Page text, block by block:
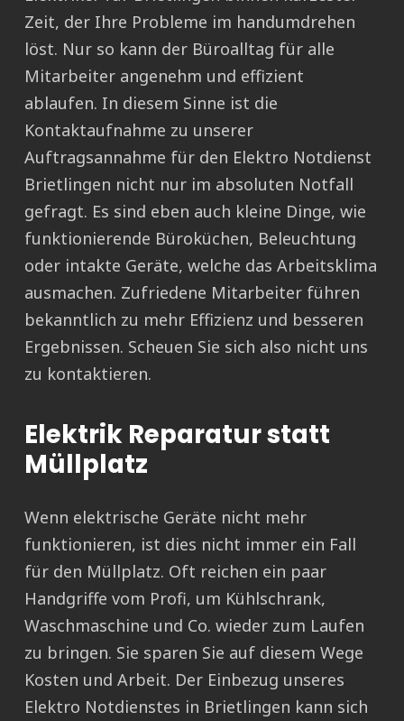
Zeit, der Ihre Probleme im handumdrehen
löst. Nur so kann der Büroalltag für alle
Mitarbeiter angenehm und effizient
ablaufen. In diesem Sinne ist die
Kontaktaufnahme zu unserer
Auftragsannahme für den Elektro Notdienst
Brietlingen nicht nur im absoluten Notfall
gefragt. Es sind eben auch kleine Dinge, wie
funktionierende Büroküchen, Beleuchtung
oder intakte Geräte, welche das Arbeitsklima
ausmachen. Zufriedene Mitarbeiter führen
bekanntlich zu mehr Effizienz und besseren
Ergebnissen. Scheuen Sie sich also nicht uns
zu kontaktieren.
Elektrik Reparatur statt
Müllplatz
Wenn elektrische Geräte nicht mehr
funktionieren, ist dies nicht immer ein Fall
für den Müllplatz. Oft reichen ein paar
Handgriffe vom Profi, um Kühlschrank,
Waschmaschine und Co. wieder zum Laufen
zu bringen. Sie sparen Sie auf diesem Wege
Kosten und Arbeit. Der Einbezug unseres
Elektro Notdienstes in Brietlingen kann sich